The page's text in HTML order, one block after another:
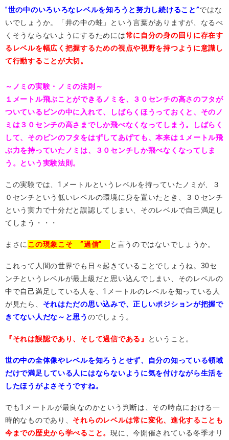
”世の中のいろいろなレベルを知ろうと努力し続けること”ではな
いでしょうか。「井の中の蛙」という言葉がありますが、なるべ
くそうならないようにするためには常に自分の身の回りに存在す
るレベルを幅広く把握するための視点や視野を持つように意識し
て行動することが大切。
～ノミの実験・ノミの法則～
１メートル飛ぶことができるノミを、３０センチの高さのフタが
ついているビンの中に入れて、しばらくほうっておくと、そのノ
ミは３０センチの高さまでしか飛べなくなってしまう。しばらく
して、そのビンのフタをはずしてあげても、本来は１メートル飛
ぶ力を持っていたノミは、３０センチしか飛べなくなってしま
う。という実験法則。
この実験では、1メートルというレベルを持っていたノミが、３
０センチという低いレベルの環境に身を置いたとき、３０センチ
という実力で十分だと誤認してしまい、そのレベルで自己満足し
てしまう・・・
まさにこの現象こそ ”過信” と言うのではないでしょうか。
これって人間の世界でも日々起きていることでしょうね。30セ
ンチというレベルが最上級だと思い込んでしまい、そのレベルの
中で自己満足している人を、1メートルのレベルを知っている人
が見たら、 それはただの思い込みで、正しいポジションが把握で
きてない人だな～と思う のでしょう。
『それは誤認であり、そして過信である』 ということ。
世の中の全体像やレベルを知ろうとせず、自分の知っている領域
だけで満足している人にはならないように気を付けながら生活を
したほうがよさそうですね。
でも1メートルが最良なのかという判断は、その時点における一
時的なものであり、 それらのレベルは常に変化、進化することも
今までの歴史から学べること。現に、今開催されている冬季オリ